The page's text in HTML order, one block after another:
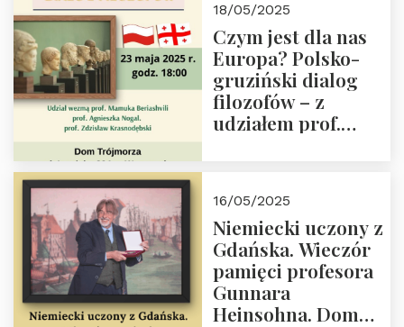
społeczny, członek
Kapituły Nagrody
im. Prezydenta
Lecha
Kaczyńskiego.
Wielki autorytet.
18/05/2025
Czym jest dla nas
Europa? Polsko-
gruziński dialog
filozofów – z
udziałem prof.
Dom Trójmorza 23
maja 2025 r. godz.
18:00.
16/05/2025
Niemiecki uczony z
Gdańska. Wieczór
pamięci profesora
Gunnara
Heinsohna. Dom